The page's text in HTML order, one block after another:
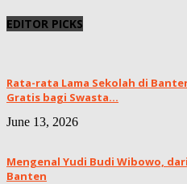
EDITOR PICKS
Rata-rata Lama Sekolah di
Gratis bagi Swasta...
June 13, 2026
Mengenal Yudi Budi Wibowo,
Banten